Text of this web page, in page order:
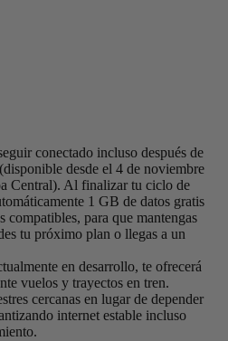
conectado incluso después de
desde el 4 de noviembre
Central). Al finalizar tu ciclo de
1 GB de datos gratis
compatibles, para que mantengas
tu próximo plan o llegas a un
en desarrollo, te ofrecerá
vuelos y trayectos en tren.
cercanas en lugar de depender
internet estable incluso